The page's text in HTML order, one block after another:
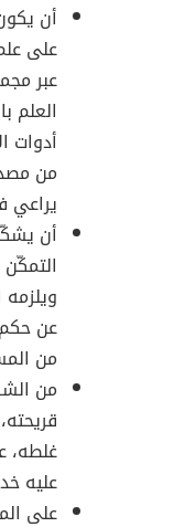
أن
على
عبر
العلم
أدوات
من
يراعي
أن
عن
من
من
غلطه،
عليه
على